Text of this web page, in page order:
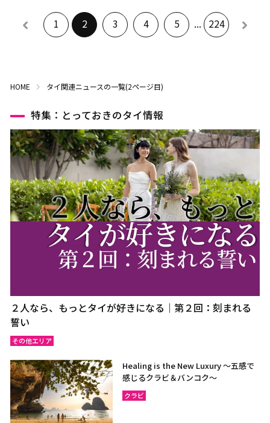
1 2 3 4 5 ... 224
HOME タイ関連ニュースの一覧(2ページ目)
特集：とっておきのタイ情報
２人なら、もっとタイが好きになる｜第２回：刻まれる
誓い
その他エリア
Healing is the New Luxury ～五感で
感じるクラビ＆バンコク～
クラビ